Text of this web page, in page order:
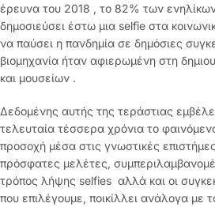
έρευνα του 2018 , το 82% των
δημοσιεύσει έστω μια selfie στα
να παύσει η πανδημία σε δημόσιες
βιομηχανία ήταν αφιερωμένη στη
και μουσείων .
Δεδομένης αυτής της τεράστιας
τελευταία τέσσερα χρόνια το
προσοχή μέσα στις γνωστικές
πρόσφατες μελέτες,
τρόπος λήψης selfies αλλά και οι
που επιλέγουμε, ποικίλλει ανάλογα με